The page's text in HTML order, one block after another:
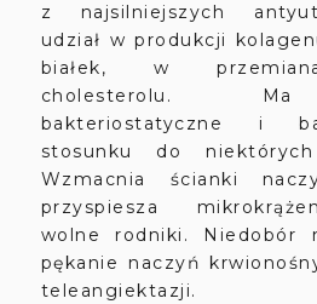
z najsilniejszych
udział w produkcji
białek, w
cholesterolu. Ma
bakteriostatyczne i
stosunku do niektórych
Wzmacnia ścianki
przyspiesza
wolne rodniki. Niedobór
pękanie naczyń
teleangiektazji.